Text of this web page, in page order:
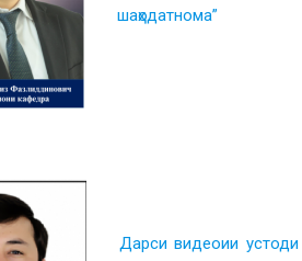
шаҳодатнома”
Дарси видеоии